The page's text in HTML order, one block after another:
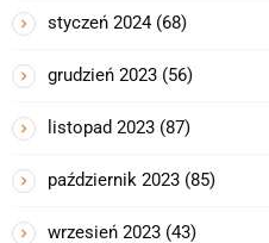
styczeń 2024 (68)
grudzień 2023 (56)
listopad 2023 (87)
październik 2023 (85)
wrzesień 2023 (43)